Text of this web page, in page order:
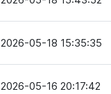
2026-05-18 15:35:35
2026-05-16 20:17:42